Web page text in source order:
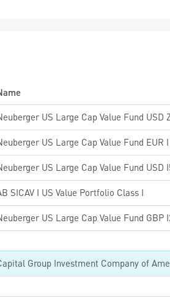
US Large Cap Value Fund USD
US Large Cap Value Fund EUR
US Large Cap Value Fund USD
SICAV I US Value Portfolio Class I
US Large Cap Value Fund GBP
Group Investment Company of